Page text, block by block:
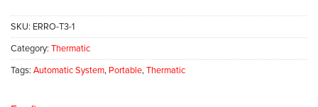
SKU: ERRO-T3-1
Category: Thermatic
Tags: Automatic System, Portable,Thermatic